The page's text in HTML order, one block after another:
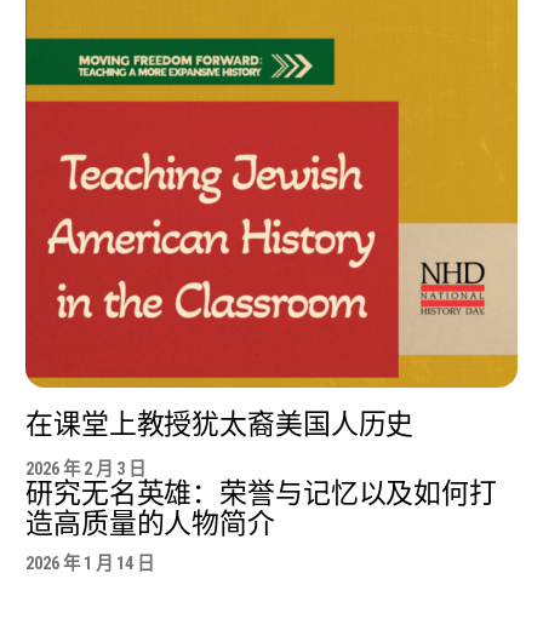
在课堂上教授犹太裔美国人历史
2026 年 2 月 3 日
研究无名英雄：荣誉与记忆以及如何打
造高质量的人物简介
2026 年 1 月 14 日